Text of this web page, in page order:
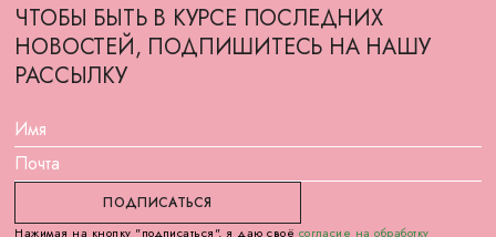
ЧТОБЫ БЫТЬ В КУРСЕ ПОСЛЕДНИХ
НОВОСТЕЙ, ПОДПИШИТЕСЬ НА НАШУ
РАССЫЛКУ
Нажимая на кнопку "подписаться", я даю своё согласие на обработку